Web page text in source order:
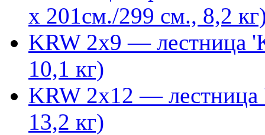
х 201см./299 см., 8,2
KRW 2x9 — лестница
10,1 кг)
KRW 2x12 — лестница
13,2 кг)